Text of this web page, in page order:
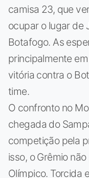
camisa 23, que
ocupar o lugar de
Botafogo. As
principalmente
vitória contra o
time.
O confronto no
chegada do
competição pela
isso, o Grêmio
Olímpico. Torcida